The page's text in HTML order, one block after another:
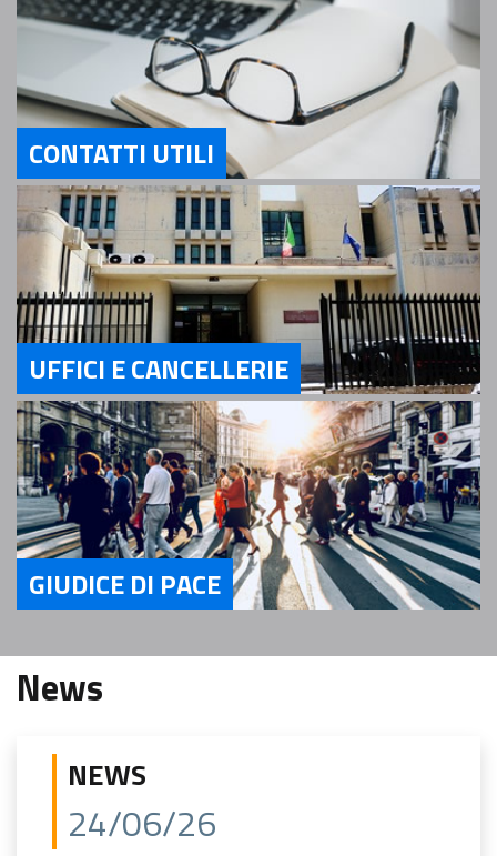
Servizi Contatti utili
CONTATTI UTILI
Servizi Uffici e Cancellerie
UFFICI E CANCELLERIE
GIUDICE DI PACE
News
NEWS
24/06/26